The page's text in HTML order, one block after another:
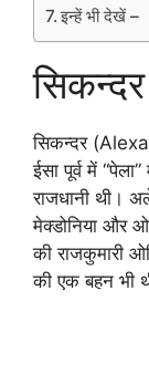
इन्हें भी देखें –
सिकन्दर
ईसा पूर्व में
राजधानी थी।
मेक्डोनिया और
की राजकुमारी
की एक बहन भी